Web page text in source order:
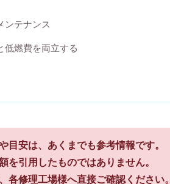
ンテナンス
低燃費を両立する
目安は、あくまでも参考情報です。
を引用したものではありません。
各修理工場様へ直接ご確認ください。